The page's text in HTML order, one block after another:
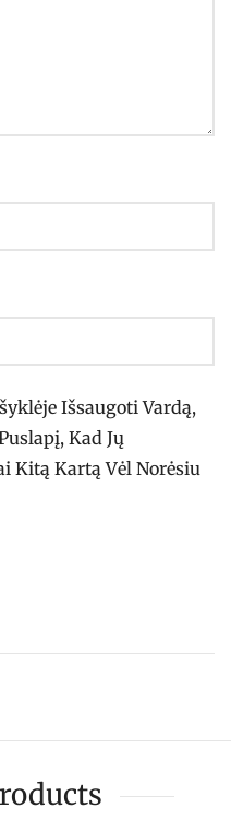
Išsaugoti Vardą,
Kad Jų
Kitą Kartą Vėl Norėsiu